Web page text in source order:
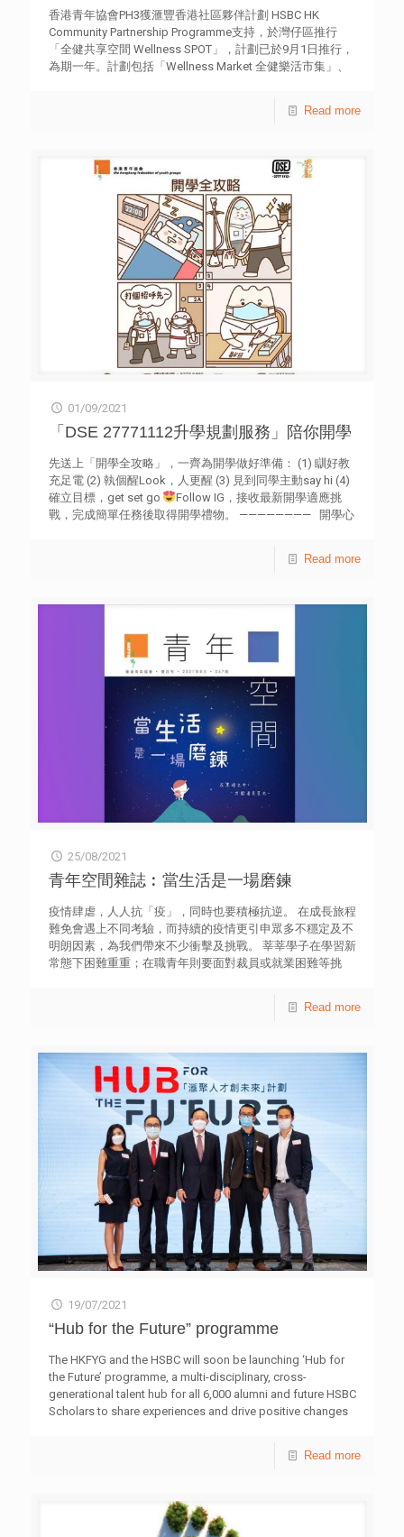
香港青年協會PH3獲滙豐香港社區夥伴計劃 HSBC HK
Community Partnership Programme支持，於灣仔區推行
「全健共享空間 Wellness SPOT」，計劃已於9月1日推行，
為期一年。計劃包括「Wellness Market 全健樂活市集」、
而失業或就業不足的青年擔任身心全健導師，提供免費場地
舒緩心靈的免費工作坊/課堂，提升他們對身心健康的關注
和支援。PH3亦會於午膳時段將場地打造為輕鬆愜意的紓壓
空間，提供免費用膳地點之餘，亦會邀請嘉賓或青年導師帶
領使用「空間」的人士參與健康飲食、生活資訊和身心健康
等資訊，令服務使用者渡過一個輕鬆的午膳時間。此外，
PH3會於11月舉辦全健樂活市集，提供身心健康的工作坊、
攤位及體驗活動，當中包括藝術、音樂、體適能、正念等內
容，讓社區人士跟隨青年導師全健樂活一番。
Read more
01/09/2021
「DSE 27771112升學規劃服務」陪你開學
先送上「開學全攻略」，一齊為開學做好準備： (1) 瞓好教
充足電 (2) 執個醒Look，人更醒 (3) 見到同學主動say hi (4)
確立目標，get set go
Follow IG，接收最新開學適應挑
戰，完成簡單任務後取得開學禮物。 ———————— 開學心
社工/過來人義工call你，暢談心事 3.亦歡迎你call我們，傾
DSE 27771112 Instagram：dse27771112 &
oneline27778899
Read more
25/08/2021
青年空間雜誌︰當生活是一場磨鍊
疫情肆虐，人人抗「疫」，同時也要積極抗逆。 在成長旅程
難免會遇上不同考驗，而持續的疫情更引申眾多不穩定及不
明朗因素，為我們帶來不少衝擊及挑戰。 莘莘學子在學習新
常態下困難重重；在職青年則要面對裁員或就業困難等挑
力，跨越高山低谷。 在不明確的前景下，盼望透過故事，激
而上。 青年空間雜誌網上電子版：
cps.hkfyg.org.hk/ysm/magazineissues
Read more
19/07/2021
“Hub for the Future” programme
The HKFYG and the HSBC will soon be launching ‘Hub for
the Future’ programme, a multi-disciplinary, cross-
generational talent hub for all 6,000 alumni and future HSBC
Scholars to share experiences and drive positive changes
Read more